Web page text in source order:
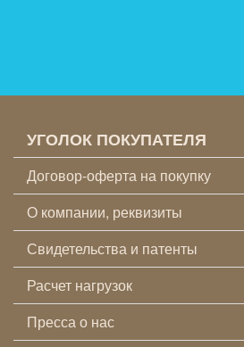
УГОЛОК ПОКУПАТЕЛЯ
Договор-оферта на покупку
О компании, реквизиты
Свидетельства и патенты
Расчет нагрузок
Пресса о нас